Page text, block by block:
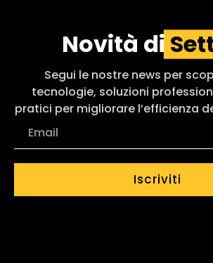
Novità di
Segui le nostre news per
tecnologie, soluzioni
pratici per migliorare l’efficienza
Iscriviti